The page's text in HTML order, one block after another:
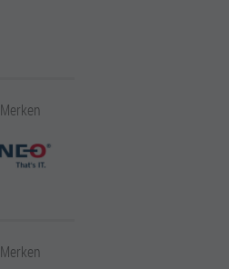
Merken
Merken